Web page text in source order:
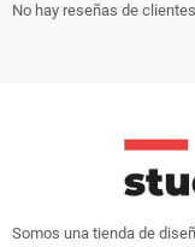
No hay reseñas de
Somos una tienda de